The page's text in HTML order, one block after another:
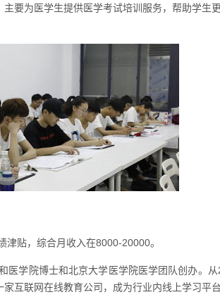
要为医学生提供医学考试培训服务，帮助学生
贴，综合月收入在8000-20000。
医学院博士和北京大学医学院医学团队创办。
互联网在线教育公司，成为行业内线上学习平